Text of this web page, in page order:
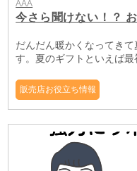
AAA
今さら聞けない！？
だんだん暖かくなってき
す。夏のギフトといえば最
販売店お役立ち情報